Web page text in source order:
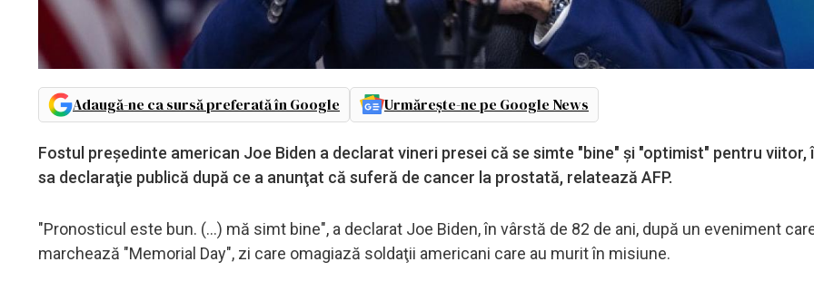
Adaugă-ne ca sursă preferată în Google Urmărește-ne pe Google News
Fostul preşedinte american Joe Biden a declarat vineri presei că se simte "bine" şi "optimist" pentru viitor,
sa declaraţie publică după ce a anunţat că suferă de cancer la prostată, relatează AFP.
"Pronosticul este bun. (...) mă simt bine", a declarat Joe Biden, în vârstă de 82 de ani, după un eveniment
marchează "Memorial Day", zi care omagiază soldaţii americani care au murit în misiune.